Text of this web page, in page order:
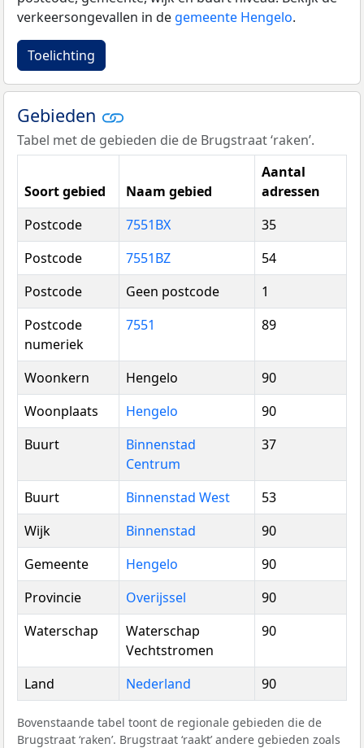
verkeersongevallen in de gemeente Hengelo.
Toelichting
Gebieden
Tabel met de gebieden die de Brugstraat ‘raken’.
Soort gebied Naam gebied
Aantal
adressen
Postcode
7551BX
35
Postcode
7551BZ
54
Postcode
Geen postcode
1
Postcode
numeriek
7551 89
Woonkern Hengelo
90
Woonplaats
Hengelo
90
Buurt
Binnenstad
Centrum
37
Buurt Binnenstad West
53
Wijk
Binnenstad
90
Gemeente
Hengelo
90
Provincie
Overijssel
90
Waterschap
Waterschap
Vechtstromen
90
Land Nederland 90
Bovenstaande tabel toont de regionale gebieden die de
Brugstraat ‘raken’. Brugstraat ‘raakt’ andere gebieden zoals